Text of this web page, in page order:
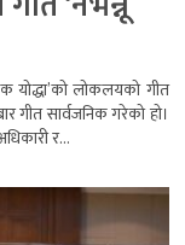
योद्धा’को लोकलयको गीत
गीत सार्वजनिक गरेको हो।
र...